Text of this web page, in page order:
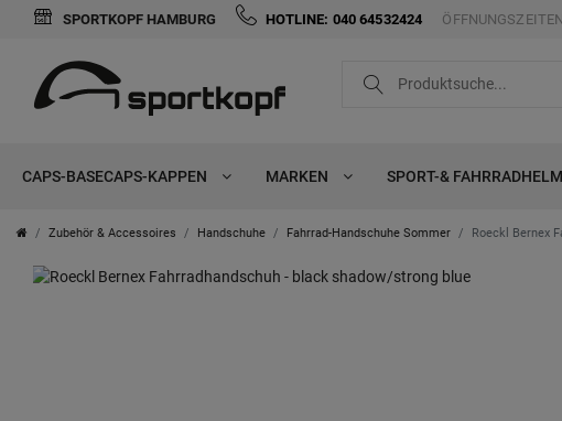
SPORTKOPF HAMBURG HOTLINE: 040 64532424
CAPS-BASECAPS-KAPPEN MARKEN SPORT-&
Zubehör & Accessoires Handschuhe Fahrrad-Handschuhe Sommer Roeckl Bernex